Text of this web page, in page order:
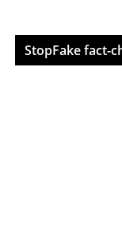
StopFake fact-